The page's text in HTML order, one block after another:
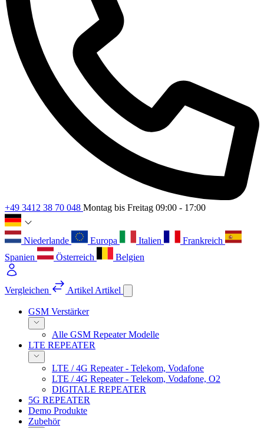
+49 3412 38 70 048 Montag bis Freitag 09:00 - 17:00
Niederlande Europa Italien
Frankreich
Spanien
Österreich Belgien
Vergleichen Artikel Artikel
GSM Verstärker
Alle GSM Repeater Modelle
LTE REPEATER
LTE / 4G Repeater - Telekom, Vodafone
LTE / 4G Repeater - Telekom, Vodafone, O2
DIGITALE REPEATER
5G REPEATER
Demo Produkte
Zubehör